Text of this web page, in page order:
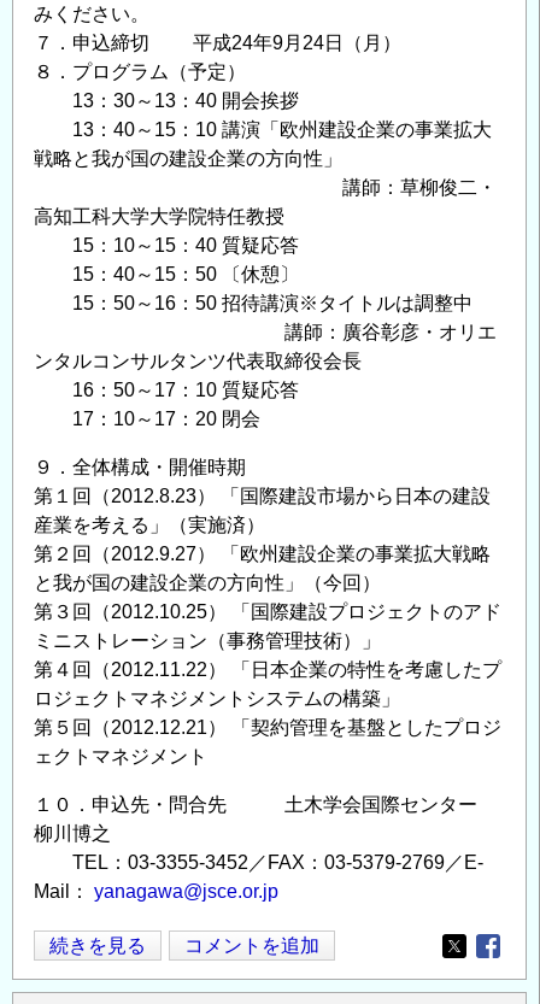
みください。
７．申込締切 平成24年9月24日（月）
８．プログラム（予定）
13：30～13：40 開会挨拶
13：40～15：10 講演「欧州建設企業の事業拡大
戦略と我が国の建設企業の方向性」
講師：草柳俊二・
高知工科大学大学院特任教授
15：10～15：40 質疑応答
15：40～15：50 〔休憩〕
15：50～16：50 招待講演※タイトルは調整中
講師：廣谷彰彦・オリエ
ンタルコンサルタンツ代表取締役会長
16：50～17：10 質疑応答
17：10～17：20 閉会
９．全体構成・開催時期
第１回（2012.8.23） 「国際建設市場から日本の建設
産業を考える」（実施済）
第２回（2012.9.27） 「欧州建設企業の事業拡大戦略
と我が国の建設企業の方向性」（今回）
第３回（2012.10.25） 「国際建設プロジェクトのアド
ミニストレーション（事務管理技術）」
第４回（2012.11.22） 「日本企業の特性を考慮したプ
ロジェクトマネジメントシステムの構築」
第５回（2012.12.21） 「契約管理を基盤としたプロジ
ェクトマネジメント
１０．申込先・問合先 土木学会国際センター
柳川博之
TEL：03-3355-3452／FAX：03-5379-2769／E-
Mail： yanagawa@jsce.or.jp
国
際
続きを見る コメントを追加
Opens in